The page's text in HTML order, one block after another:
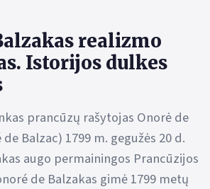
realizmo
Istorijos dulkes
prancūzų rašytojas Onorė de
Balzac) 1799 m. gegužės 20 d.
augo permainingos Prancūzijos
de Balzakas gimė 1799 metų